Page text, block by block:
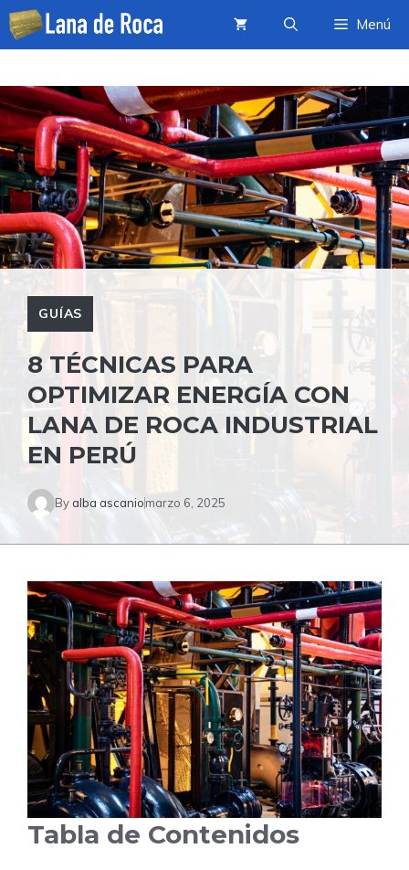
Saltar
Menú
GUÍAS
8 TÉCNICAS PARA
OPTIMIZAR ENERGÍA CON
LANA DE ROCA INDUSTRIAL
EN PERÚ
By alba ascaniomarzo 6, 2025
Tabla de Contenidos